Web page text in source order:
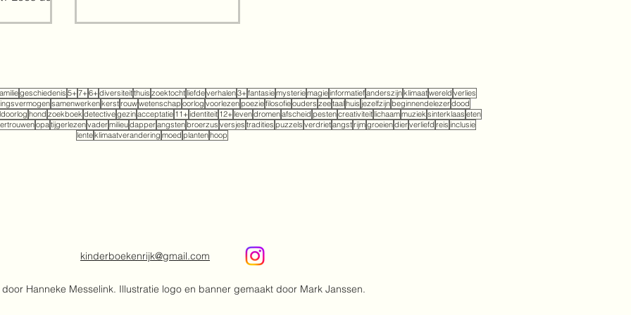
geschiedenis 5+7+6+diversiteitthuis zoektochtliefdeverhalen3+fantasiemysteriemagieinformatiefanderszijnklimaatwereld verlies
samenwerkenkerstrouwwetenschap oorlog voorlezenpoeziefilosofieouders zeetaalhuis jezelfzijnbeginnendelezerdood
hond zoekboek detectivegezinacceptatie 11+identiteit 12+levendromenafscheid pestencreativiteitlichaammuziek sinterklaas eten
opatijgerlezenvadermilieudapperangstenbroerzus versjes tradities puzzels verdrietangstrijmgroeiendierverliefd reis inclusie
lenteklimaatverandering moed plantenhoop
kinderboekenrijk@gmail.com
Hanneke Messelink. Illustratie logo en banner gemaakt door Mark Janssen.